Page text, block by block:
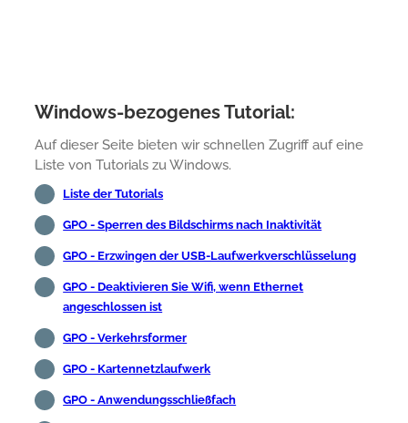
Windows-bezogenes Tutorial:
Auf dieser Seite bieten wir schnellen Zugriff auf eine
Liste von Tutorials zu Windows.
Liste der Tutorials
GPO - Sperren des Bildschirms nach Inaktivität
GPO - Erzwingen der USB-Laufwerkverschlüsselung
GPO - Deaktivieren Sie Wifi, wenn Ethernet
angeschlossen ist
GPO - Verkehrsformer
GPO - Kartennetzlaufwerk
GPO - Anwendungsschließfach